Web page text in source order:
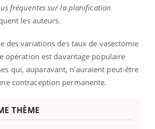
fréquentes sur la planification
les auteurs.
des variations des taux de vasectomie
opération est davantage populaire
qui, auparavant, n'auraient peut-être
contraception permanente.
THÈME